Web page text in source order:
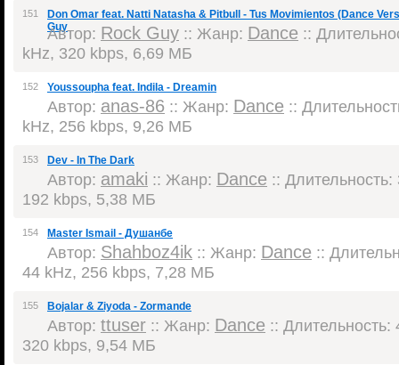
151
Don Omar feat. Natti Natasha & Pitbull - Tus Movimientos (Dance
Guy
Автор: Rock Guy :: Жанр: Dance ::
kHz, 320 kbps, 6,69 МБ
152 Youssoupha feat. Indila - Dreamin
Автор: anas-86 :: Жанр: Dance ::
kHz, 256 kbps, 9,26 МБ
153 Dev - In The Dark
Автор: amaki :: Жанр: Dance ::
192 kbps, 5,38 МБ
154 Master Ismail - Душанбе
Автор: Shahboz4ik :: Жанр: Dance ::
44 kHz, 256 kbps, 7,28 МБ
155 Bojalar & Ziyoda - Zormande
Автор: ttuser :: Жанр: Dance :: Длительность:
320 kbps, 9,54 МБ